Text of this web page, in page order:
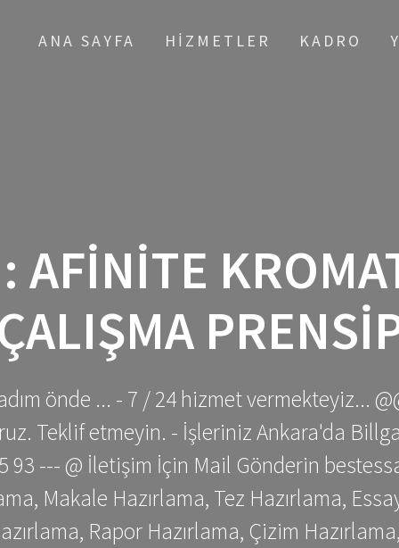
ANA SAYFA HIZMETLER KADRO
AFINITE
önde ... - 7 / 24 hizmet vermekteyiz...
Teklif etmeyin. - İşleriniz Ankara'da
93 --- @ İletişim İçin Mail Gönderin
Makale Hazırlama, Tez Hazırlama,
Rapor Hazırlama, Çizim